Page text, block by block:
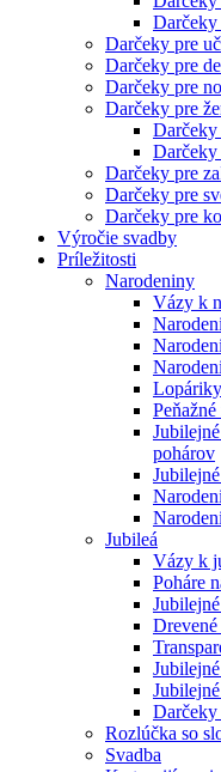
Darčeky
Darčeky pre
Darčeky pre
Darčeky pre
Darčeky pre
Darčeky
Darčeky
Darčeky pre
Darčeky pre
Darčeky pre
Výročie svadby
Príležitosti
Narodeniny
Vázy k
pohárov
Jubileá
Vázy k
Poháre
Darčeky
Rozlúčka so
Svadba